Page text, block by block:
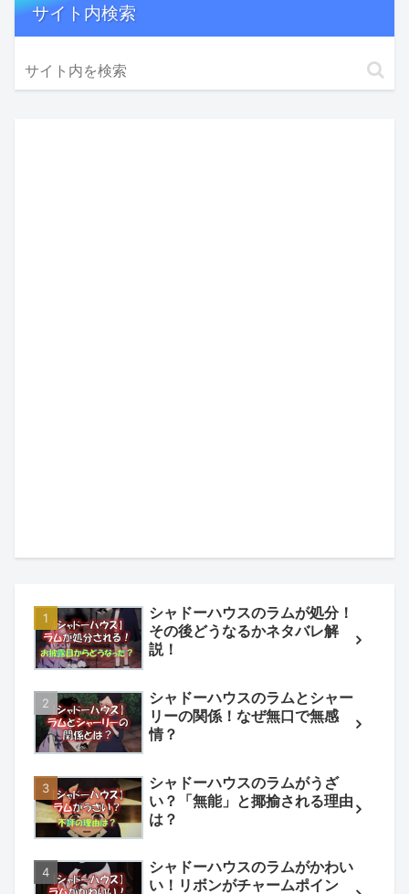
サイト内検索
シャドーハウスのラムが処分！
その後どうなるかネタバレ解
説！
シャドーハウスのラムとシャー
リーの関係！なぜ無口で無感
情？
シャドーハウスのラムがうざ
い？「無能」と揶揄される理由
は？
シャドーハウスのラムがかわい
い！リボンがチャームポイン